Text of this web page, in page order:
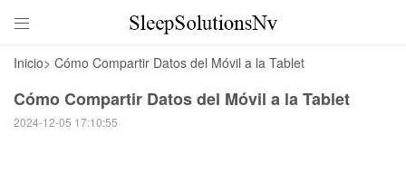

Inicio> Cómo Compartir Datos del Móvil a la Tablet
Cómo Compartir Datos del Móvil a la Tablet
2024-12-05 17:10:55